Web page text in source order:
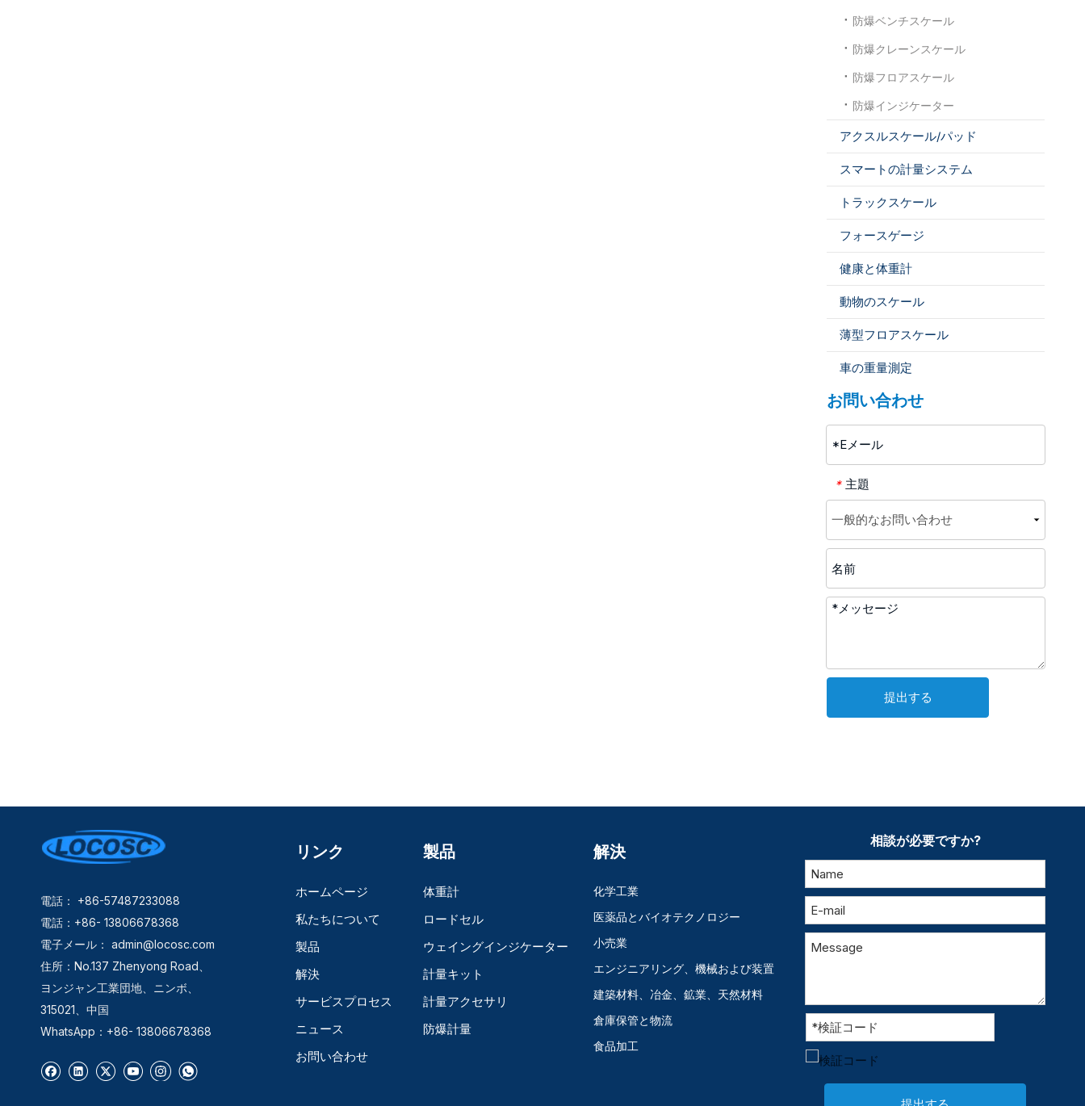
防爆ベンチスケール
防爆クレーンスケール
防爆フロアスケール
防爆インジケーター
アクスルスケール/パッド
スマートの計量システム
トラックスケール
フォースゲージ
健康と体重計
動物のスケール
薄型フロアスケール
車の重量測定
お問い合わせ
* 主題
提出する
電話： +86-57487233088
電話：+86- 13806678368
電子メール： admin@locosc.com
住所：No.137 Zhenyong Road、
ヨンジャン工業団地、ニンボ、
315021、中国
WhatsApp：+86- 13806678368
リンク
ホームページ
私たちについて
製品
解決
サービスプロセス
ニュース
お問い合わせ
製品
体重計
ロードセル
ウェイングインジケーター
計量キット
計量アクセサリ
防爆計量
解決
化学工業
医薬品とバイオテクノロジー
小売業
エンジニアリング、機械および装置
建築材料、冶金、鉱業、天然材料
倉庫保管と物流
食品加工
相談が必要ですか?